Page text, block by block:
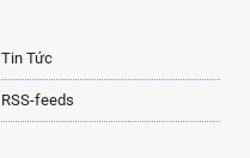
Tin Tức
RSS-feeds